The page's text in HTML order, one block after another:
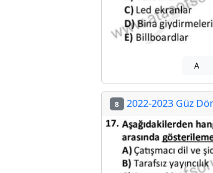
A
8 2022-2023 Güz